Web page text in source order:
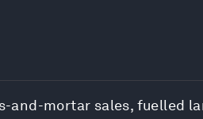
mortar sales, fuelled